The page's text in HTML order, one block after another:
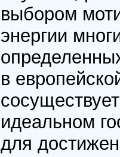
выбором
энергии
в
идеальном
для